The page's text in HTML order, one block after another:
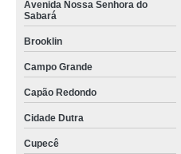
Avenida Nossa Senhora do
Sabará
Brooklin
Campo Grande
Capão Redondo
Cidade Dutra
Cupecê